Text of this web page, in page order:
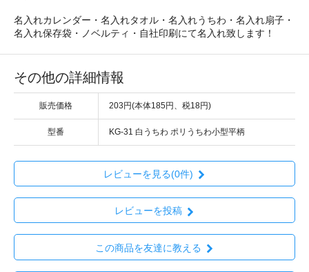
名入れカレンダー・名入れタオル・名入れうちわ・名入れ扇子・
名入れ保存袋・ノベルティ・自社印刷にて名入れ致します！
その他の詳細情報
販売価格 203円(本体185円、税18円)
型番 KG-31 白うちわ ポリうちわ小型平柄
レビューを見る(0件)
レビューを投稿
この商品を友達に教える